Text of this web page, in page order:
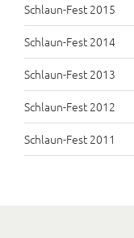
Schlaun-Fest 2015
Schlaun-Fest 2014
Schlaun-Fest 2013
Schlaun-Fest 2012
Schlaun-Fest 2011